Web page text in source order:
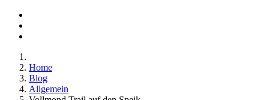
Home
Blog
Allgemein